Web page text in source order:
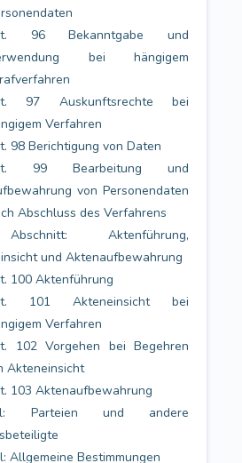
96 Bekanntgabe und
bei hängigem
97 Auskunftsrechte bei
Verfahren
98 Berichtigung von Daten
99 Bearbeitung und
von Personendaten
Abschluss des Verfahrens
Aktenführung,
und Aktenaufbewahrung
100 Aktenführung
101 Akteneinsicht bei
Verfahren
102 Vorgehen bei Begehren
Akteneinsicht
103 Aktenaufbewahrung
Parteien und andere
Allgemeine Bestimmungen